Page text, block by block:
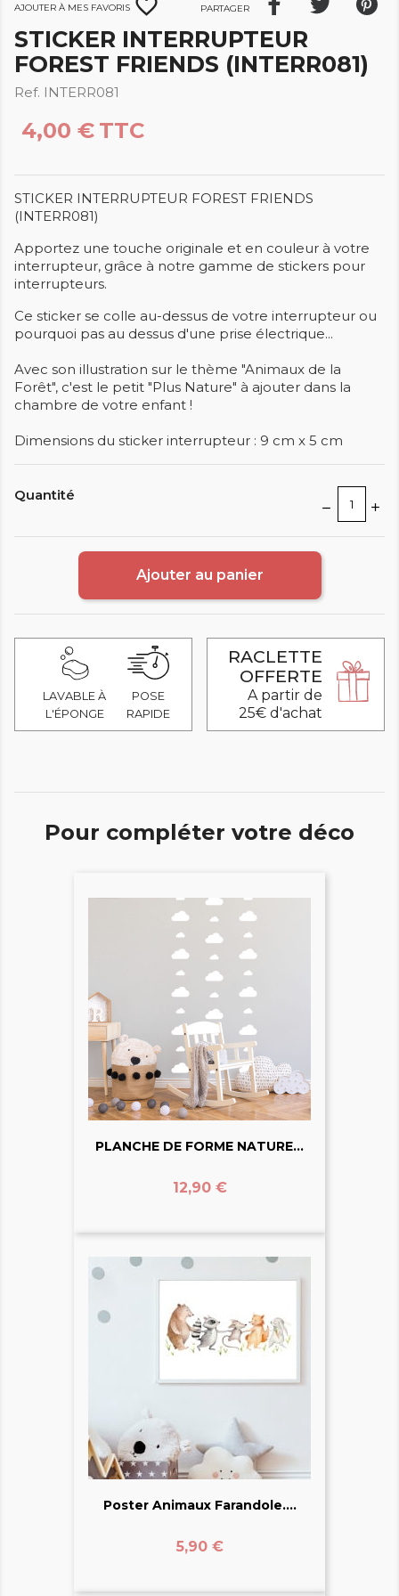
Ajouter à mes favoris favorite_border Partager
STICKER INTERRUPTEUR
FOREST FRIENDS (INTERR081)
Ref. INTERR081
4,00 € TTC
STICKER INTERRUPTEUR FOREST FRIENDS
(INTERR081)
Apportez une touche originale et en couleur à votre
interrupteur, grâce à notre gamme de stickers pour
interrupteurs.
Ce sticker se colle au-dessus de votre interrupteur ou
pourquoi pas au dessus d'une prise électrique...
Avec son illustration sur le thème "Animaux de la
Forêt", c'est le petit "Plus Nature" à ajouter dans la
chambre de votre enfant !
Dimensions du sticker interrupteur : 9 cm x 5 cm
Quantité
Ajouter au panier
LAVABLE À
L'ÉPONGE
POSE
RAPIDE
RACLETTE
OFFERTE
A partir de
25€ d'achat
Pour compléter votre déco
PLANCHE DE FORME NATURE...
Prix
12,90 €
Poster Animaux Farandole....
Prix
5,90 €